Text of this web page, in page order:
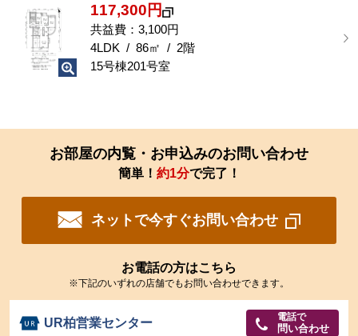
117,300円
共益費：3,100円
4LDK / 86㎡ / 2階
15号棟201号室
お部屋の内覧・お申込みのお問い合わせ
簡単！ 約1分で完了！
ネットで今すぐお問い合わせ
お電話の方はこちら
※下記のいずれの店舗でもお問い合わせできます。
UR柏営業センター 電話で
問い合わせ